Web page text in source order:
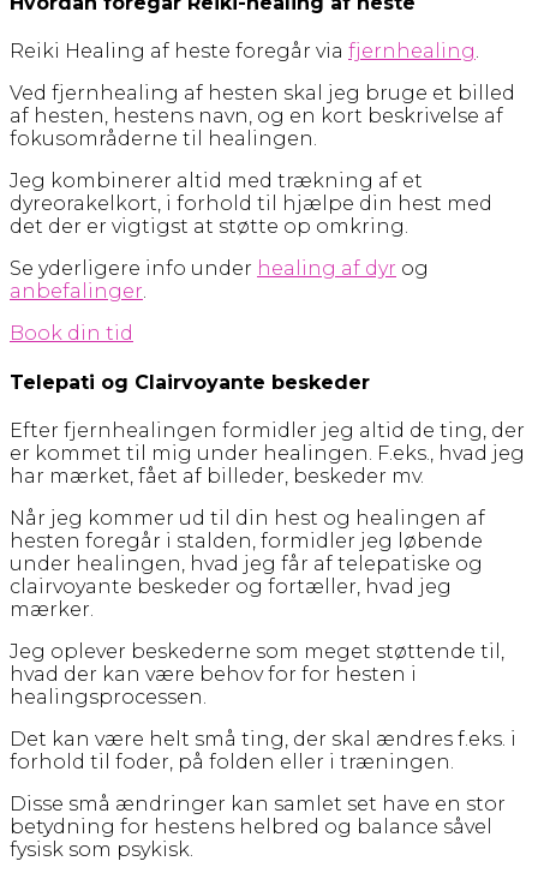
Reiki Healing af heste foregår via fjernhealing.
Ved fjernhealing af hesten skal jeg bruge et billed
af hesten, hestens navn, og en kort beskrivelse af
fokusområderne til healingen.
Jeg kombinerer altid med trækning af et
dyreorakelkort, i forhold til hjælpe din hest med
det der er vigtigst at støtte op omkring.
Se yderligere info under healing af dyr og
anbefalinger.
Book din tid
Telepati og Clairvoyante beskeder
Efter fjernhealingen formidler jeg altid de ting, der
er kommet til mig under healingen. F.eks., hvad jeg
har mærket, fået af billeder, beskeder mv.
Når jeg kommer ud til din hest og healingen af
hesten foregår i stalden, formidler jeg løbende
under healingen, hvad jeg får af telepatiske og
clairvoyante beskeder og fortæller, hvad jeg
mærker.
Jeg oplever beskederne som meget støttende til,
hvad der kan være behov for for hesten i
healingsprocessen.
Det kan være helt små ting, der skal ændres f.eks. i
forhold til foder, på folden eller i træningen.
Disse små ændringer kan samlet set have en stor
betydning for hestens helbred og balance såvel
fysisk som psykisk.